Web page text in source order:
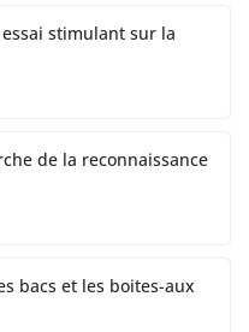
stimulant sur la
de la reconnaissance
bacs et les boites-aux